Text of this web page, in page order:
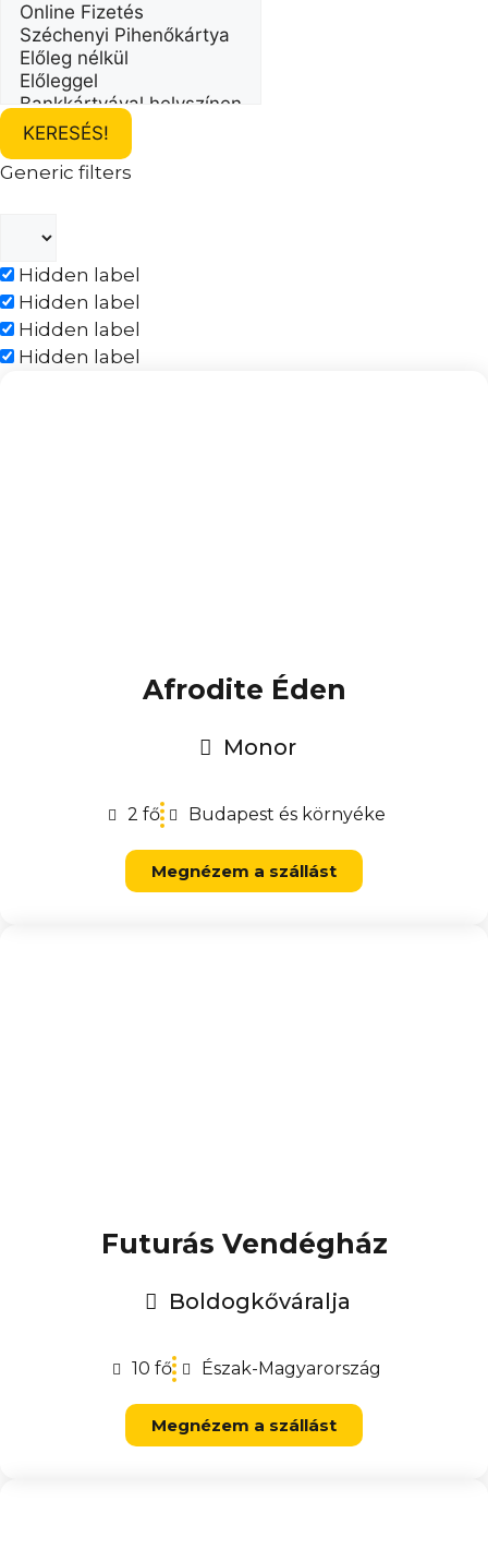
KERESÉS!
Generic filters
Hidden label
Hidden label
Hidden label
Hidden label
Afrodite Éden
Monor
2 fő Budapest és környéke
Megnézem a szállást
Futurás Vendégház
Boldogkőváralja
10 fő Észak-Magyarország
Megnézem a szállást